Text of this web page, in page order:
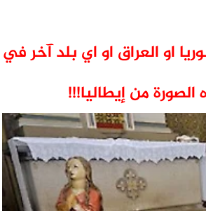
او العراق او اي بلد آخر في
الصورة من إيطاليا!!!